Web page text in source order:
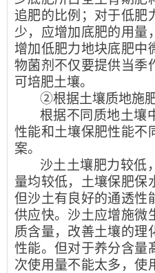
追肥的比例；对于低肥
少，应增加底肥的用量
增加低肥力地块底肥中
物菌剂不仅要提供当季
可培肥土壤。
②根据土壤质地施
根据不同质地土壤
性能和土壤保肥性能不
案。
沙土土壤肥力较低
量均较低，土壤保肥保
但沙土有良好的通透性
供应快。沙土应增施微
质含量，改善土壤的理
性能。但对于养分含量
次使用量不能太多，使